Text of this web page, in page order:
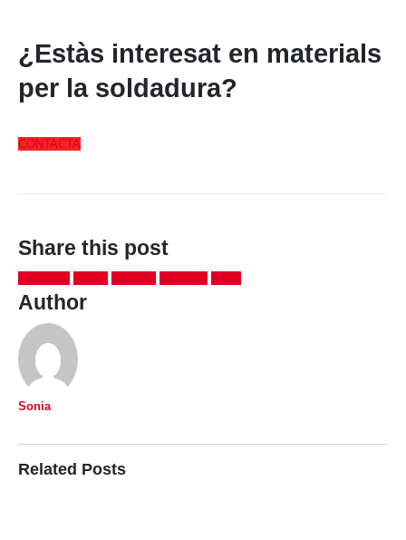
¿Estàs interesat en materials
per la soldadura?
CONTACTA
Share this post
Author
Sonia
Related Posts